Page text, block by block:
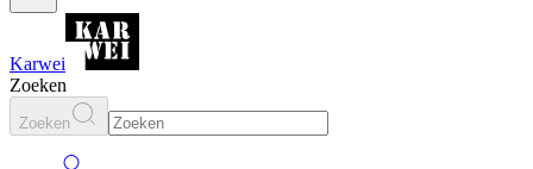
Karwei
Zoeken
Zoeken